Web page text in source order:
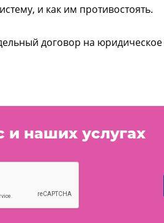
и как им противостоять.
договор на
и наших услугах